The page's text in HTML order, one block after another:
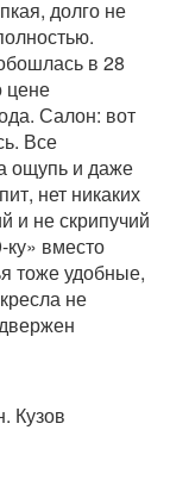
долго не
в 28
цене
Салон: вот
Все
ощупь и даже
нет никаких
и не скрипучий
вместо
тоже удобные,
не
Кузов